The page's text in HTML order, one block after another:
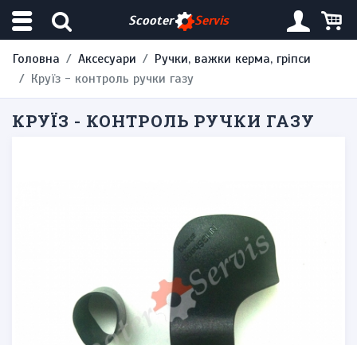
Scooter Servis
Головна Аксесуари
Ручки, важки керма, гріпси
Круїз - контроль ручки газу
КРУЇЗ - КОНТРОЛЬ РУЧКИ ГАЗУ